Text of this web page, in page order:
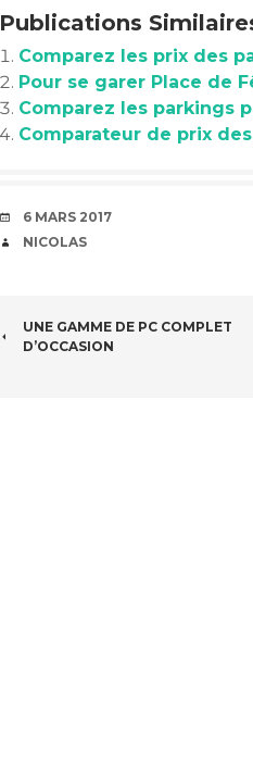
Publications
Comparez les prix des
Pour se garer Place de
Comparez les parkings
Comparateur de prix
DATE
6 MARS 2017
AUTEUR
NICOLAS
NAVIGATION
UNE GAMME DE PC COMPLET
D’OCCASION